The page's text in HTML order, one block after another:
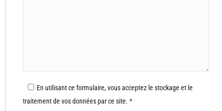
En utilisant ce formulaire, vous acceptez le stockage et le
traitement de vos données par ce site. *